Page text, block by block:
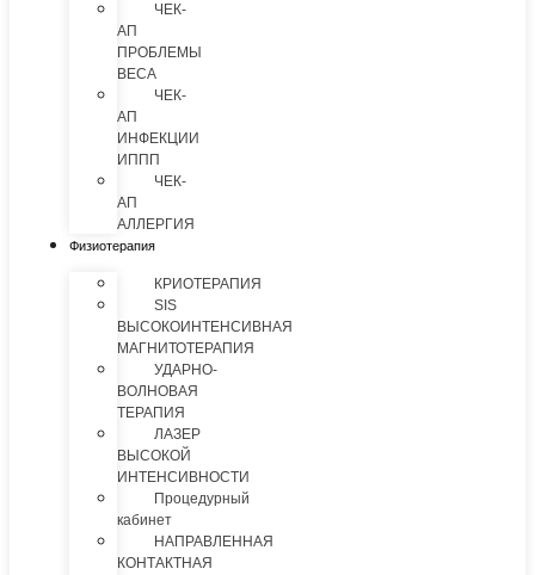
ЧЕК-
АП
ПРОБЛЕМЫ
ВЕСА
ЧЕК-
АП
ИНФЕКЦИИ
ИППП
ЧЕК-
АП
АЛЛЕРГИЯ
Физиотерапия
КРИОТЕРАПИЯ
SIS
ВЫСОКОИНТЕНСИВНАЯ
МАГНИТОТЕРАПИЯ
УДАРНО-
ВОЛНОВАЯ
ТЕРАПИЯ
ЛАЗЕР
ВЫСОКОЙ
ИНТЕНСИВНОСТИ
Процедурный
кабинет
НАПРАВЛЕННАЯ
КОНТАКТНАЯ